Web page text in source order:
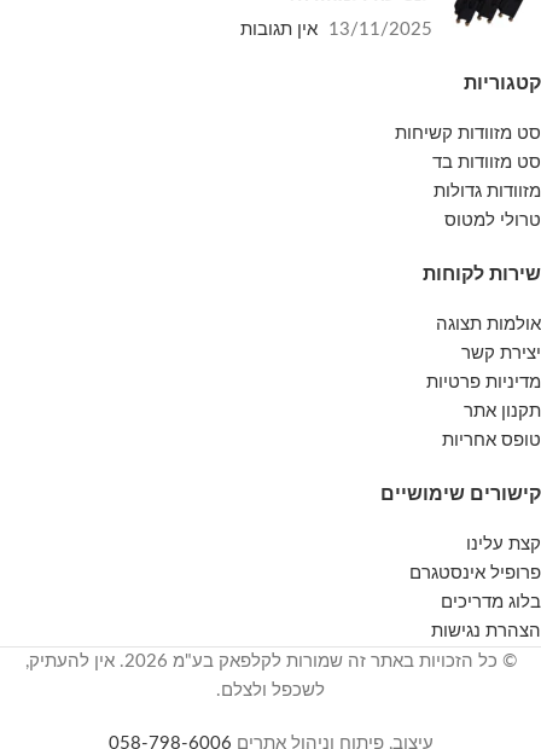
13/11/2025 אין תגובות
קטגוריות
סט מזוודות קשיחות
סט מזוודות בד
מזוודות גדולות
טרולי למטוס
שירות לקוחות
אולמות תצוגה
יצירת קשר
מדיניות פרטיות
תקנון אתר
טופס אחריות
קישורים שימושיים
קצת עלינו
פרופיל אינסטגרם
בלוג מדריכים
הצהרת נגישות
© כל הזכויות באתר זה שמורות לקלפאק בע"מ 2026. אין להעתיק,
לשכפל ולצלם.
עיצוב, פיתוח וניהול אתרים 058-798-6006